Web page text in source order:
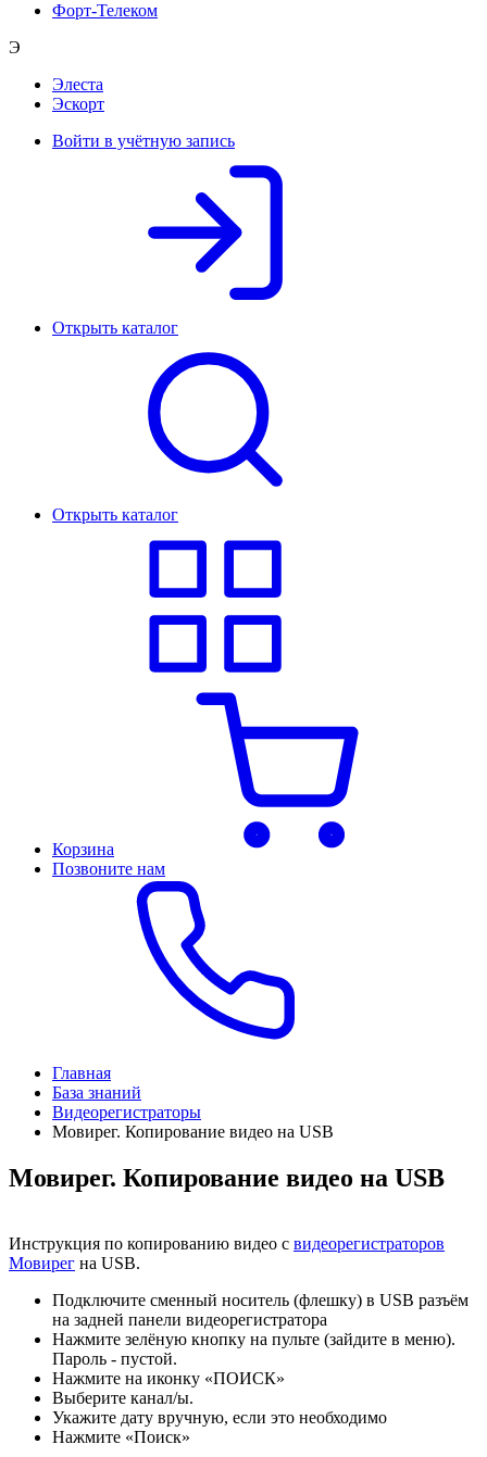
Форт-Телеком
Э
Элеста
Эскорт
Войти в учётную запись
Открыть каталог
Открыть каталог
Корзина
Позвоните нам
Главная
База знаний
Видеорегистраторы
Мовирег. Копирование видео на USB
Мовирег. Копирование видео на USB
Инструкция по копированию видео с видеорегистраторов
Мовирег на USB.
Подключите сменный носитель (флешку) в USB разъём
на задней панели видеорегистратора
Нажмите зелёную кнопку на пульте (зайдите в меню).
Пароль - пустой.
Нажмите на иконку «ПОИСК»
Выберите канал/ы.
Укажите дату вручную, если это необходимо
Нажмите «Поиск»